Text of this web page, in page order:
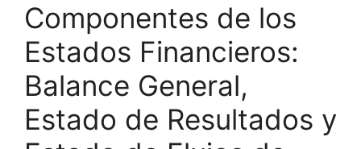
Componentes de los
Estados Financieros:
Balance General,
Estado de Resultados y